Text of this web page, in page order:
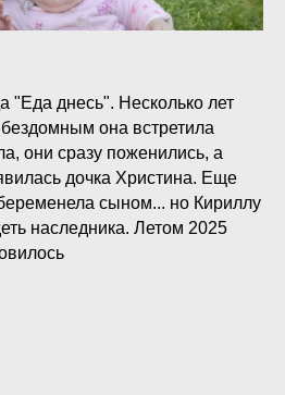
"Еда днесь". Несколько лет
она встретила
они сразу поженились, а
дочка Христина. Еще
сыном... но Кириллу
наследника. Летом 2025